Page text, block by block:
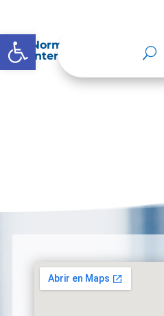
Abrir barra de herramientas
Normatividad especial
interés.